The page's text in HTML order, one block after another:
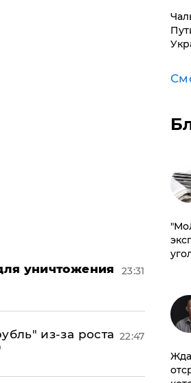
уничтожения
23:31
из-за роста 22:47